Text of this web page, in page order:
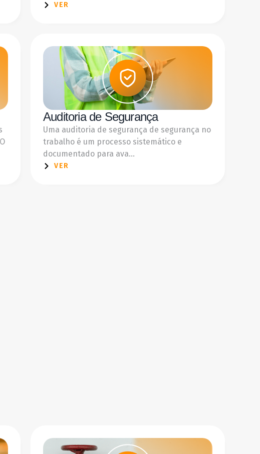
VER
Auditoria de Segurança
Uma auditoria de segurança de segurança no
trabalho é um processo sistemático e
documentado para ava...
VER